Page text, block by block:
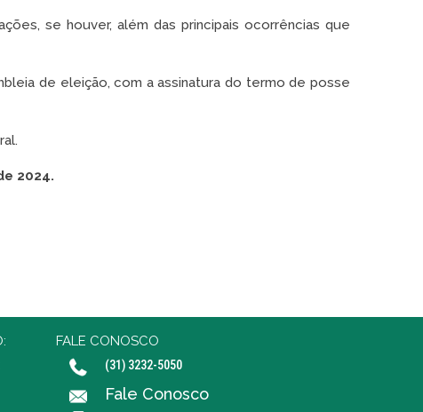
se houver, além das principais ocorrências que
de eleição, com a assinatura do termo de posse
2024.
FALE CONOSCO
(31) 3232-5050
Fale Conosco